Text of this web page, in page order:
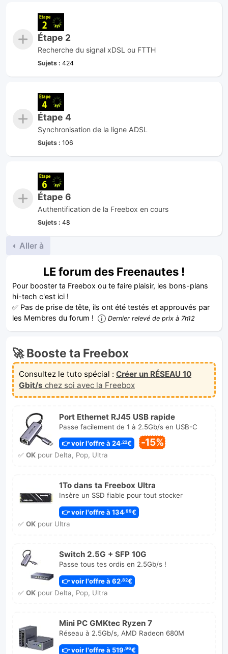
Étape 2
Recherche du signal xDSL ou FTTH
Sujets : 424
Étape 4
Synchronisation de la ligne ADSL
Sujets : 106
Étape 6
Authentification de la Freebox en cours
Sujets : 48
Aller à
LE forum des Freenautes !
Pour booster ta Freebox ou te faire plaisir, les bons-plans
hi-tech c'est ici !
✅ Pas de prise de tête, ils ont été testés et approuvés par
les Membres du forum !
Dernier relevé de prix à 7h12
🚀 Booste ta Freebox
Consultez le tuto spécial : Créer un RÉSEAU 10
Gbit/s chez soi avec la Freebox
Port Ethernet RJ45 USB rapide
Passe facilement de 1 à 2.5Gb/s en USB-C
👉 voir l'offre à 24 ,22€ -15%
✅ OKpour Delta, Pop, Ultra
1To dans ta Freebox Ultra
Insère un SSD fiable pour tout stocker
👉 voir l'offre à 134 ,99€
✅ OKpour Ultra
Switch 2.5G + SFP 10G
Passe tous tes ordis en 2.5Gb/s !
👉 voir l'offre à 62,82€
✅ OKpour Delta, Pop, Ultra
Mini PC GMKtec Ryzen 7
Réseau à 2.5Gb/s, AMD Radeon 680M
👉 voir l'offre à 519,96€